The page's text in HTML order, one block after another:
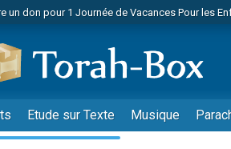
un don pour 1 Journée de Vacances Pour les
sur WhatsApp
en groupe sur Zoom
un don pour Diane, 80 ans, dans un
Etude sur Texte Musique